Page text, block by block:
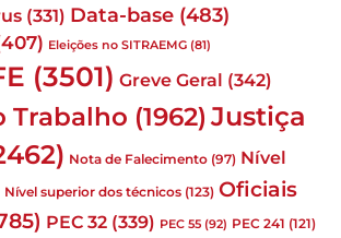
(331) Data-base (483)
Eleições no SITRAEMG (81)
(3501) Greve Geral (342)
Trabalho (1962) Justiça
Nota de Falecimento (97) Nível
Nível superior dos técnicos (123) Oficiais
PEC 32 (339) PEC 55 (92) PEC 241 (121)